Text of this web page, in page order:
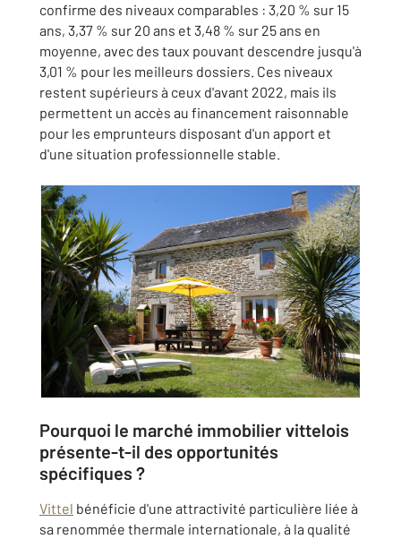
confirme des niveaux comparables : 3,20 % sur 15
ans, 3,37 % sur 20 ans et 3,48 % sur 25 ans en
moyenne, avec des taux pouvant descendre jusqu'à
3,01 % pour les meilleurs dossiers. Ces niveaux
restent supérieurs à ceux d'avant 2022, mais ils
permettent un accès au financement raisonnable
pour les emprunteurs disposant d'un apport et
d'une situation professionnelle stable.
Pourquoi le marché immobilier vittelois
présente-t-il des opportunités
spécifiques ?
Vittel bénéficie d'une attractivité particulière liée à
sa renommée thermale internationale, à la qualité